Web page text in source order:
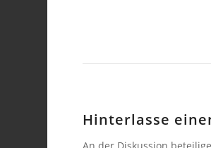
Hinterlasse
An der Diskussion